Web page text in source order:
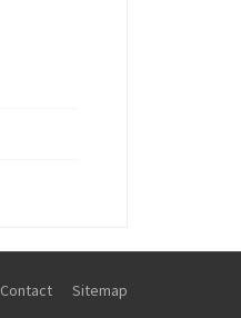
Contact Sitemap